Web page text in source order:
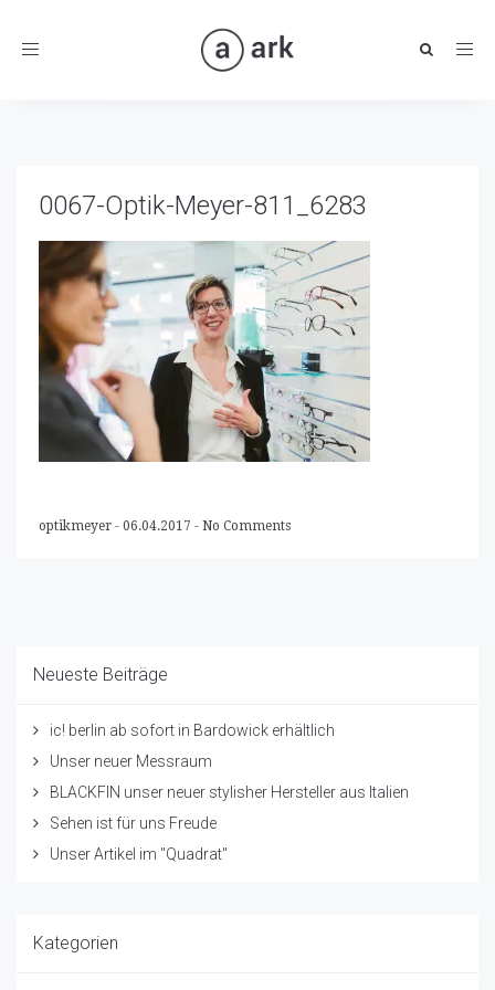
Toggle
0067-Optik-Meyer-811_6283
optikmeyer - 06.04.2017 - No Comments
Neueste Beiträge
ic! berlin ab sofort in Bardowick erhältlich
Unser neuer Messraum
BLACKFIN unser neuer stylisher Hersteller aus Italien
Sehen ist für uns Freude
Unser Artikel im "Quadrat"
Kategorien